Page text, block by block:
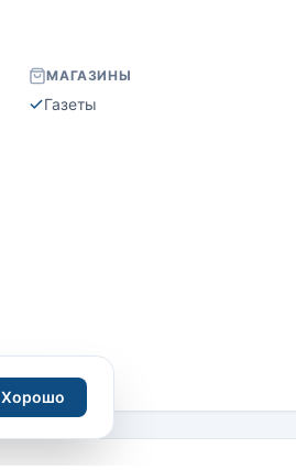
МАГАЗИНЫ
Газеты
Хорошо